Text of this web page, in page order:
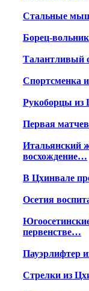
Стальные
Борец-
Талантливый
Спортсменка
Рукоборцы из
Первая
Итальянский
восхождение…
В Цхинвале
Осетия
первенстве…
Пауэрлифтер
Стрелки из